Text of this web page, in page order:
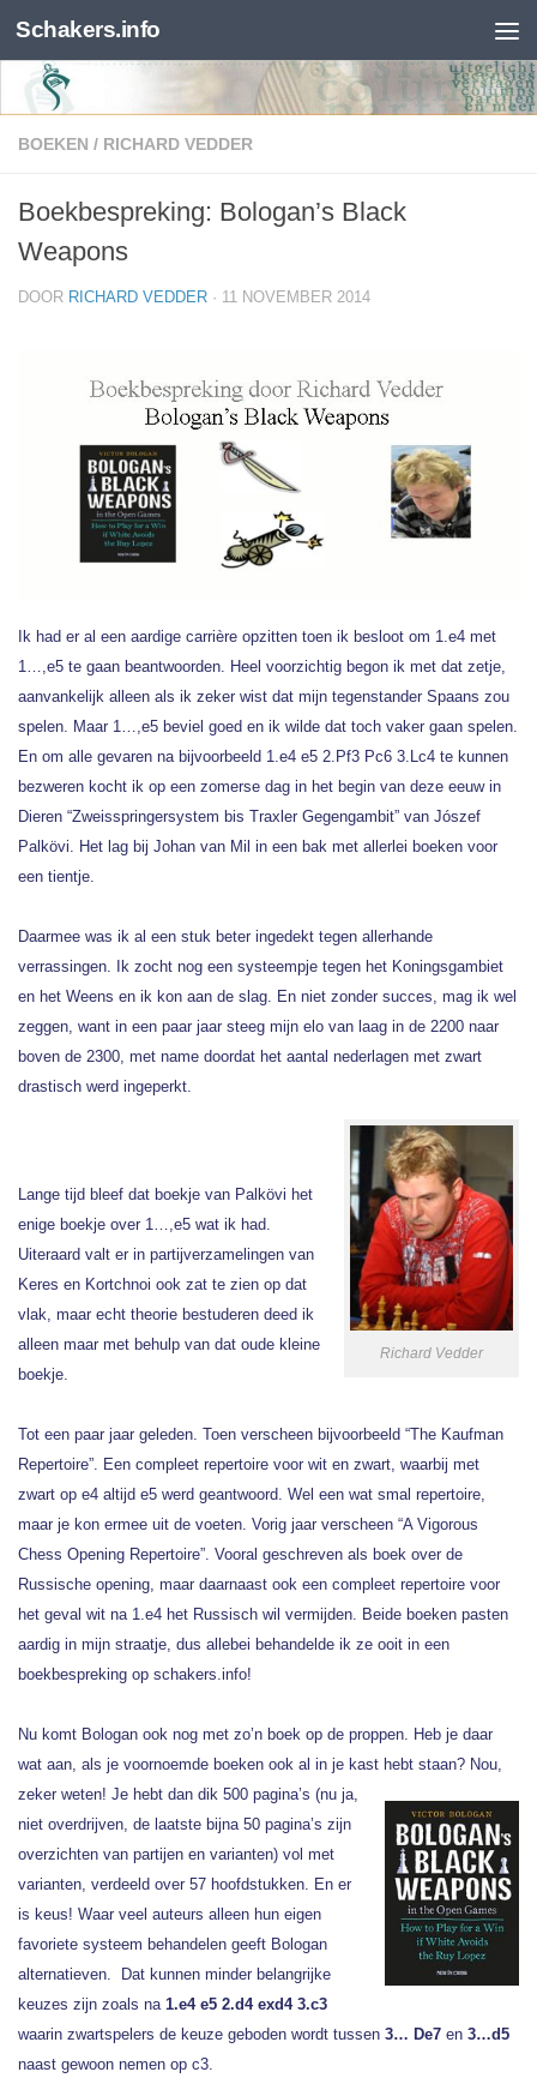
Skip to content
Schakers.info
BOEKEN / RICHARD VEDDER
Boekbespreking: Bologan’s Black
Weapons
DOOR RICHARD VEDDER · 11 NOVEMBER 2014
Ik had er al een aardige carrière opzitten toen ik besloot om 1.e4 met
1…,e5 te gaan beantwoorden. Heel voorzichtig begon ik met dat zetje,
aanvankelijk alleen als ik zeker wist dat mijn tegenstander Spaans zou
spelen. Maar 1…,e5 beviel goed en ik wilde dat toch vaker gaan spelen.
En om alle gevaren na bijvoorbeeld 1.e4 e5 2.Pf3 Pc6 3.Lc4 te kunnen
bezweren kocht ik op een zomerse dag in het begin van deze eeuw in
Dieren “Zweisspringersystem bis Traxler Gegengambit” van Jószef
Palkövi. Het lag bij Johan van Mil in een bak met allerlei boeken voor
een tientje.
Daarmee was ik al een stuk beter ingedekt tegen allerhande
verrassingen. Ik zocht nog een systeempje tegen het Koningsgambiet
en het Weens en ik kon aan de slag. En niet zonder succes, mag ik wel
zeggen, want in een paar jaar steeg mijn elo van laag in de 2200 naar
boven de 2300, met name doordat het aantal nederlagen met zwart
drastisch werd ingeperkt.
Richard Vedder
Lange tijd bleef dat boekje van Palkövi het
enige boekje over 1…,e5 wat ik had.
Uiteraard valt er in partijverzamelingen van
Keres en Kortchnoi ook zat te zien op dat
vlak, maar echt theorie bestuderen deed ik
alleen maar met behulp van dat oude kleine
boekje.
Tot een paar jaar geleden. Toen verscheen bijvoorbeeld “The Kaufman
Repertoire”. Een compleet repertoire voor wit en zwart, waarbij met
zwart op e4 altijd e5 werd geantwoord. Wel een wat smal repertoire,
maar je kon ermee uit de voeten. Vorig jaar verscheen “A Vigorous
Chess Opening Repertoire”. Vooral geschreven als boek over de
Russische opening, maar daarnaast ook een compleet repertoire voor
het geval wit na 1.e4 het Russisch wil vermijden. Beide boeken pasten
aardig in mijn straatje, dus allebei behandelde ik ze ooit in een
boekbespreking op schakers.info!
Nu komt Bologan ook nog met zo’n boek op de proppen. Heb je daar
wat aan, als je voornoemde boeken ook al in je kast hebt staan? Nou,
zeker weten! Je hebt dan dik 500 pagina’s (nu ja,
niet overdrijven, de laatste bijna 50 pagina’s zijn
overzichten van partijen en varianten) vol met
varianten, verdeeld over 57 hoofdstukken. En er
is keus! Waar veel auteurs alleen hun eigen
favoriete systeem behandelen geeft Bologan
alternatieven. Dat kunnen minder belangrijke
keuzes zijn zoals na 1.e4 e5 2.d4 exd4 3.c3
waarin zwartspelers de keuze geboden wordt tussen 3… De7 en 3…d5
naast gewoon nemen op c3.